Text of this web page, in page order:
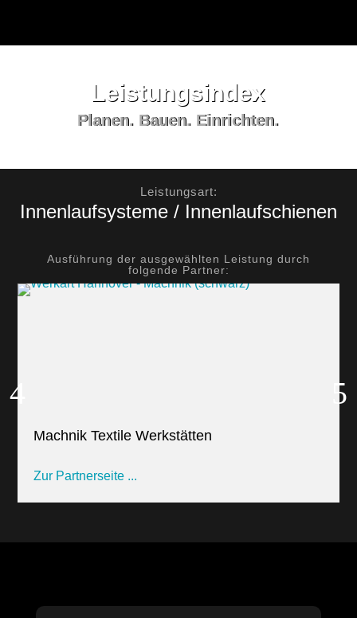
Leistungs­index
Planen. Bauen. Einrichten.
Leistungsart:
Innenlaufsysteme / Innenlaufschienen
Ausführung der ausgewählten Leistung durch
folgende Partner:
Machnik Textile Werkstätten
Zur Partnerseite ...